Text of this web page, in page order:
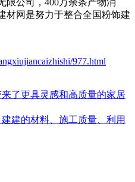
材网是努力于整合全国粉饰建
977.html
了更具灵感和高质量的家居
建的材料、施工质量、利用